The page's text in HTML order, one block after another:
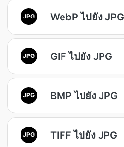
JPG WebP ไปยัง JPG
JPG GIF ไปยัง JPG
JPG BMP ไปยัง JPG
JPG TIFF ไปยัง JPG